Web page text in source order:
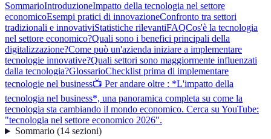
SommarioIntroduzioneImpatto della tecnologia nel settore
economicoEsempi pratici di innovazioneConfronto tra settori
tradizionali e innovativiStatistiche rilevantiFAQCos'è la tecnologia
nel settore economico?Quali sono i benefici principali della
digitalizzazione?Come può un'azienda iniziare a implementare
tecnologie innovative?Quali settori sono maggiormente influenzati
dalla tecnologia?GlossarioChecklist prima di implementare
tecnologie nel business📺 Per andare oltre : *L'impatto della
tecnologia nel business*, una panoramica completa su come la
tecnologia sta cambiando il mondo economico. Cerca su YouTube:
"tecnologia nel settore economico 2026".
Sommario(14 sezioni)